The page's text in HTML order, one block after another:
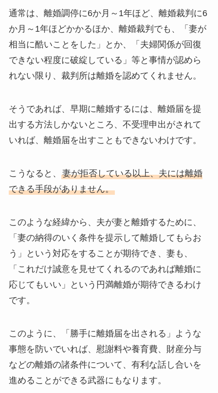
通常は、離婚調停に6か月～1年ほど、離婚裁判に6
か月～1年ほどかかるほか、離婚裁判でも、「妻が
相当に酷いことをした」とか、「夫婦関係が回復
できない程度に破綻している」等と事情が認めら
れない限り、裁判所は離婚を認めてくれません。
そうであれば、早期に離婚するには、離婚届を提
出する方法しかないところ、不受理申出がされて
いれば、離婚届を出すこともできないわけです。
こうなると、 妻が拒否している以上、夫には離婚
できる手段がありません。
このような経緯から、夫が妻と離婚するために、
「妻の納得のいく条件を提示して離婚してもらお
う」という対応をすることが期待でき、妻も、
「これだけ誠意を見せてくれるのであれば離婚に
応じてもいい」という円満離婚が期待できるわけ
です。
このように、「勝手に離婚届を出される」ような
事態を防いでいれば、慰謝料や養育費、財産分与
などの離婚の諸条件について、有利な話し合いを
進めることができる武器にもなります。